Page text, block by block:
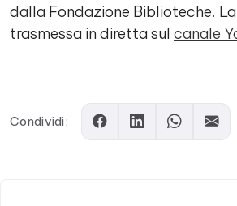
dalla Fondazione Biblioteche.
trasmessa in diretta sul canale
Comments
Condividi: